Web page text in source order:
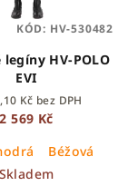
legíny HV-POLO
EVI
Kč bez DPH
2 569 Kč
Béžová
Skladem
KÓD: HV-530482